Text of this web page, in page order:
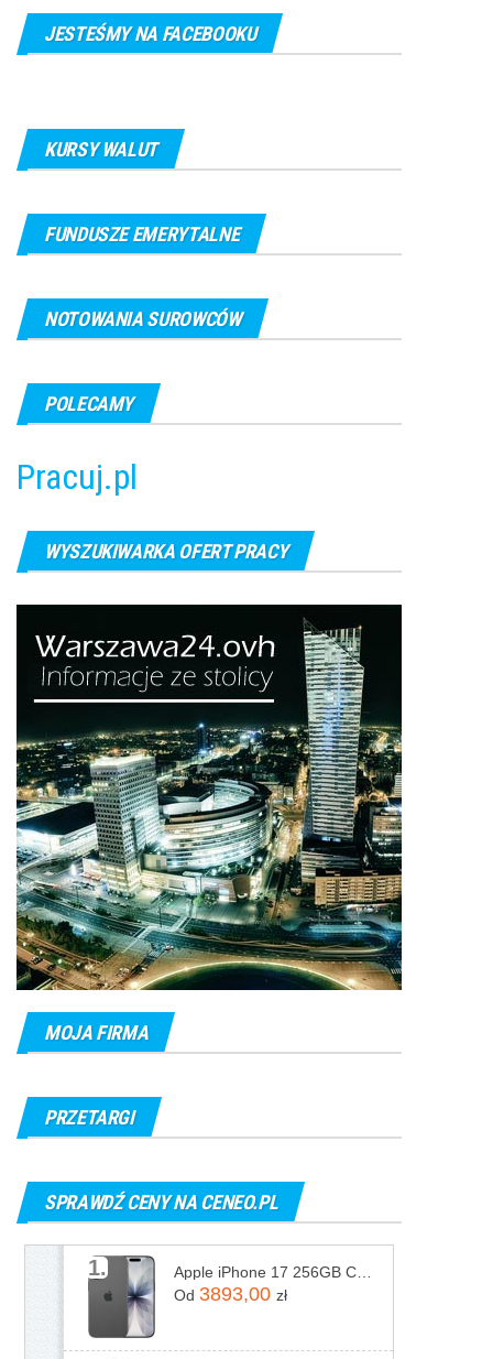
JESTEŚMY NA FACEBOOKU
KURSY WALUT
FUNDUSZE EMERYTALNE
NOTOWANIA SUROWCÓW
POLECAMY
Pracuj.pl
WYSZUKIWARKA OFERT PRACY
MOJA FIRMA
PRZETARGI
SPRAWDŹ CENY NA CENEO.PL
1.
Od 3893,00 zł